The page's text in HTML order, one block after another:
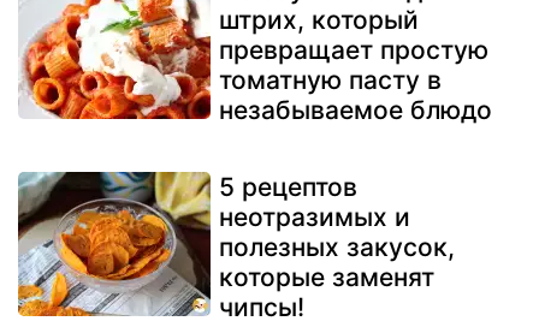
штрих, который
превращает простую
томатную пасту в
незабываемое блюдо
5 рецептов
неотразимых и
полезных закусок,
которые заменят
чипсы!